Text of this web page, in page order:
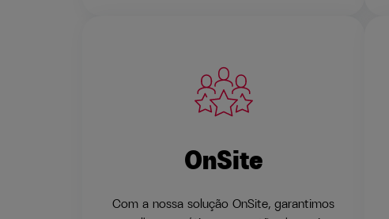
OnSite
Com a nossa solução OnSite, garantimos